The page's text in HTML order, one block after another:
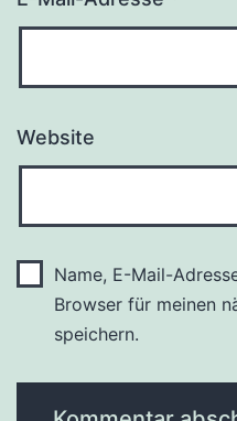
Website
Name, E-Mail-
Browser für meinen
speichern.